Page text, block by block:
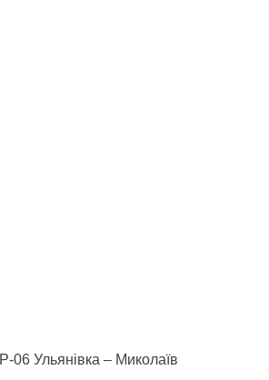
Р-06 Ульянівка – Миколаїв